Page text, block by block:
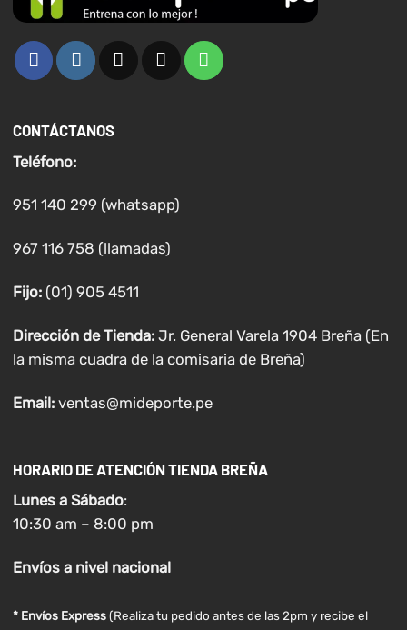
CONTÁCTANOS
Teléfono:
951 140 299 (whatsapp)
967 116 758 (llamadas)
Fijo:(01) 905 4511
Dirección de Tienda: Jr. General Varela 1904 Breña (En
la misma cuadra de la comisaria de Breña)
Email: ventas@mideporte.pe
HORARIO DE ATENCIÓN TIENDA BREÑA
Lunes a Sábado:
10:30 am – 8:00 pm
Envíosa nivel nacional
* Envíos Express(Realiza tu pedido antes de las 2pm y recibe el